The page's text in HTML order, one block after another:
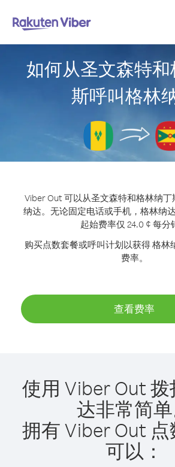
如何从圣文森特
斯呼叫格林
Viber Out 可以从圣文森特和格林纳
纳达。 无论固定电话或手机，格林纳
起始费率仅 24.0 ¢ 每分
购买点数套餐或呼叫计划以获得 格林
费率。
查看费率
使用 Viber Out
达非常简单
拥有 Viber Out
可以：